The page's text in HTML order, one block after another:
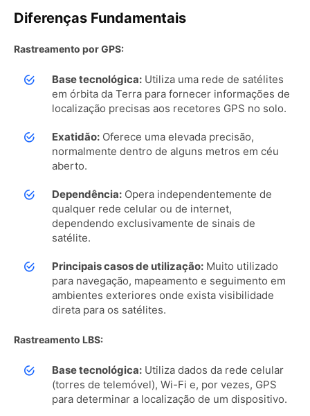
Diferenças Fundamentais
Rastreamento por GPS:
Base tecnológica: Utiliza uma rede de satélites
em órbita da Terra para fornecer informações de
localização precisas aos recetores GPS no solo.
Exatidão: Oferece uma elevada precisão,
normalmente dentro de alguns metros em céu
aberto.
Dependência: Opera independentemente de
qualquer rede celular ou de internet,
dependendo exclusivamente de sinais de
satélite.
Principais casos de utilização: Muito utilizado
para navegação, mapeamento e seguimento em
ambientes exteriores onde exista visibilidade
direta para os satélites.
Rastreamento LBS:
Base tecnológica: Utiliza dados da rede celular
(torres de telemóvel), Wi-Fi e, por vezes, GPS
para determinar a localização de um dispositivo.